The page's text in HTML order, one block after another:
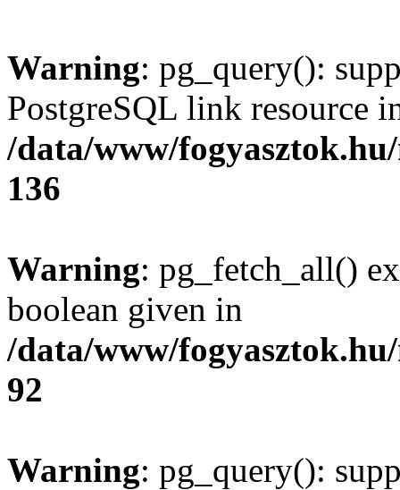
Warning: pg_query():
PostgreSQL link resource
/data/www/
136
Warning: pg_fetch_all()
boolean given in
/data/www/
92
Warning: pg_query():